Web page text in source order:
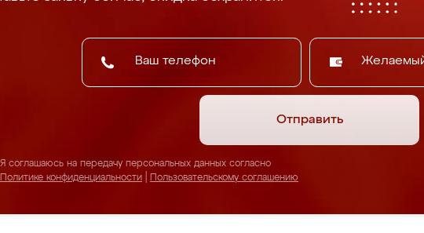
Отправить
Я соглашаюсь на передачу персональных данных согласно
Политике конфиденциальности
Пользовательскому соглашению